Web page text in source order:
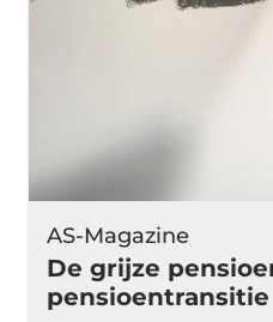
AS-Magazine
De grijze
pensioentransitie